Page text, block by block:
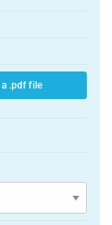
a .pdf file